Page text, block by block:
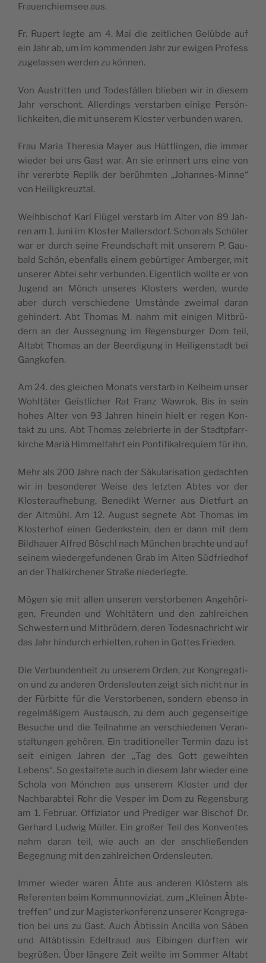
Frau­en­chiem­see aus.
Fr. Rupert leg­te am 4. Mai die zeit­li­chen Gelüb­de auf
ein Jahr ab, um im kom­men­den Jahr zur ewi­gen Pro­fess
zuge­las­sen wer­den zu können.
Von Aus­trit­ten und Todes­fäl­len blie­ben wir in die­sem
Jahr ver­schont. Aller­dings ver­star­ben eini­ge Per­sön­
lich­kei­ten, die mit unse­rem Klos­ter ver­bun­den waren.
Frau Maria The­re­sia May­er aus Hütt­lin­gen, die immer
wie­der bei uns Gast war. An sie erin­nert uns eine von
ihr ver­erb­te Replik der berühm­ten „Johan­nes-Min­ne“
von Heiligkreuztal.
Weih­bi­schof Karl Flü­gel ver­starb im Alter von 89 Jah­
ren am 1. Juni im Klos­ter Mal­lers­dorf. Schon als Schü­ler
war er durch sei­ne Freund­schaft mit unse­rem P. Gau­
bald Schön, eben­falls einem gebür­ti­ger Amber­ger, mit
unse­rer Abtei sehr ver­bun­den. Eigent­lich woll­te er von
Jugend an Mönch unse­res Klos­ters wer­den, wur­de
aber durch ver­schie­de­ne Umstän­de zwei­mal dar­an
gehin­dert. Abt Tho­mas M. nahm mit eini­gen Mit­brü­
dern an der Aus­seg­nung im Regens­bur­ger Dom teil,
Alt­abt Tho­mas an der Beer­di­gung in Hei­li­gen­stadt bei
Gangkofen.
Am 24. des glei­chen Monats ver­starb in Kel­heim unser
Wohl­tä­ter Geist­li­cher Rat Franz Waw­rok. Bis in sein
hohes Alter von 93 Jah­ren hin­ein hielt er regen Kon­
takt zu uns. Abt Tho­mas zele­brier­te in der Stadt­pfarr­
kir­che Mariä Him­mel­fahrt ein Pon­ti­fi­kal­re­qui­em für ihn.
Mehr als 200 Jah­re nach der Säku­la­ri­sa­ti­on gedach­ten
wir in beson­de­rer Wei­se des letz­ten Abtes vor der
Klos­ter­auf­he­bung, Bene­dikt Wer­ner aus Diet­furt an
der Alt­mühl. Am 12. August seg­ne­te Abt Tho­mas im
Klos­ter­hof einen Gedenk­stein, den er dann mit dem
Bild­hau­er Alfred Böschl nach Mün­chen brach­te und auf
sei­nem wie­der­ge­fun­de­nen Grab im Alten Süd­fried­hof
an der Thal­kir­che­ner Stra­ße niederlegte.
Mögen sie mit allen unse­ren ver­stor­be­nen Ange­hö­ri­
gen, Freun­den und Wohl­tä­tern und den zahl­rei­chen
Schwes­tern und Mit­brü­dern, deren Todes­nach­richt wir
das Jahr hin­durch erhiel­ten, ruhen in Got­tes Frieden.
Die Ver­bun­den­heit zu unse­rem Orden, zur Kon­gre­ga­ti­
on und zu ande­ren Ordens­leu­ten zeigt sich nicht nur in
der Für­bit­te für die Ver­stor­be­nen, son­dern eben­so in
regel­mä­ßi­gem Aus­tausch, zu dem auch gegen­sei­ti­ge
Besu­che und die Teil­nah­me an ver­schie­de­nen Ver­an­
stal­tun­gen gehö­ren. Ein tra­di­tio­nel­ler Ter­min dazu ist
seit eini­gen Jah­ren der „Tag des Gott geweih­ten
Lebens“. So gestal­te­te auch in die­sem Jahr wie­der eine
Scho­la von Mön­chen aus unse­rem Klos­ter und der
Nach­bar­ab­tei Rohr die Ves­per im Dom zu Regens­burg
am 1. Febru­ar. Offi­zia­tor und Pre­di­ger war Bischof Dr.
Ger­hard Lud­wig Mül­ler. Ein gro­ßer Teil des Kon­ven­tes
nahm dar­an teil, wie auch an der anschlie­ßen­den
Begeg­nung mit den zahl­rei­chen Ordensleuten.
Immer wie­der waren Äbte aus ande­ren Klös­tern als
Refe­ren­ten beim Kom­mun­no­vi­zi­at, zum „Klei­nen Äbte­
tref­fen“ und zur Magis­ter­kon­fe­renz unse­rer Kon­gre­ga­
ti­on bei uns zu Gast. Auch Äbtis­sin Ancil­la von Säben
und Alt­äb­tis­sin Edel­traud aus Eib­in­gen durf­ten wir
begrü­ßen. Über län­ge­re Zeit weil­te im Som­mer Alt­abt